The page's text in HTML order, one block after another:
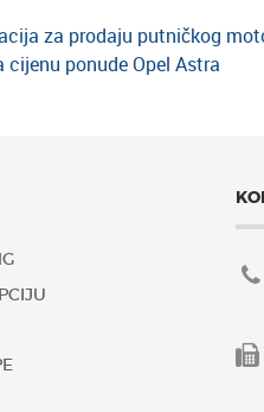
za prodaju putničkog
cijenu ponude Opel Astra